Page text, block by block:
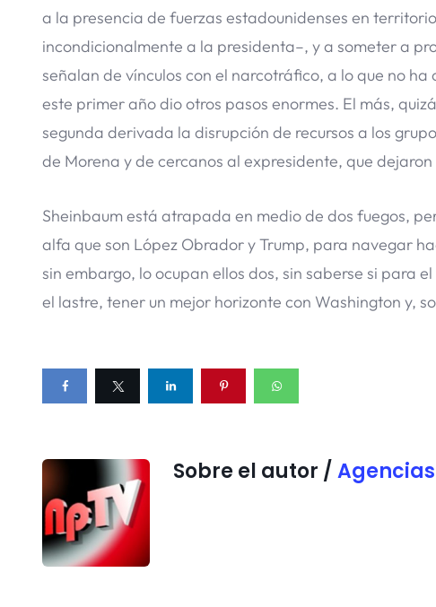
a la presencia de fuerzas estadounidenses en
incondicionalmente a la presidenta–, y a someter a
señalan de vínculos con el narcotráfico, a lo que no
este primer año dio otros pasos enormes. El más,
segunda derivada la disrupción de recursos a los
de Morena y de cercanos al expresidente, que
Sheinbaum está atrapada en medio de dos fuegos,
alfa que son López Obrador y Trump, para navegar
sin embargo, lo ocupan ellos dos, sin saberse si para
el lastre, tener un mejor horizonte con Washington y,
Sobre el autor / Agencias